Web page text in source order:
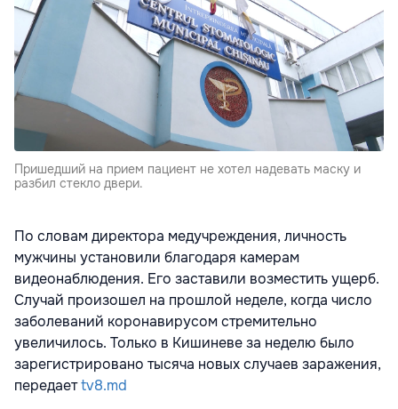
Пришедший на прием пациент не хотел надевать маску и
разбил стекло двери.
По словам директора медучреждения, личность
мужчины установили благодаря камерам
видеонаблюдения. Его заставили возместить ущерб.
Случай произошел на прошлой неделе, когда число
заболеваний коронавирусом стремительно
увеличилось. Только в Кишиневе за неделю было
зарегистрировано тысяча новых случаев заражения,
передаетtv8.md